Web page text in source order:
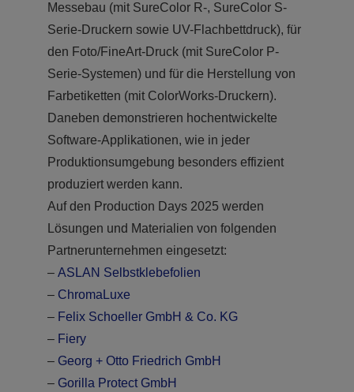
Messebau (mit SureColor R-, SureColor S-
Serie-Druckern sowie UV-Flachbettdruck), für
den Foto/FineArt-Druck (mit SureColor P-
Serie-Systemen) und für die Herstellung von
Farbetiketten (mit ColorWorks-Druckern).
Daneben demonstrieren hochentwickelte
Software-Applikationen, wie in jeder
Produktionsumgebung besonders effizient
produziert werden kann.
Auf den Production Days 2025 werden
Lösungen und Materialien von folgenden
Partnerunternehmen eingesetzt:
– ASLAN Selbstklebefolien
– ChromaLuxe
– Felix Schoeller GmbH & Co. KG
– Fiery
– Georg + Otto Friedrich GmbH
– Gorilla Protect GmbH